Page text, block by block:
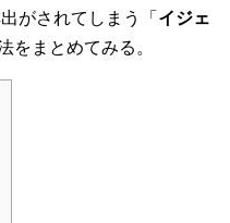
がされてしまう「 イジェ
をまとめてみる。